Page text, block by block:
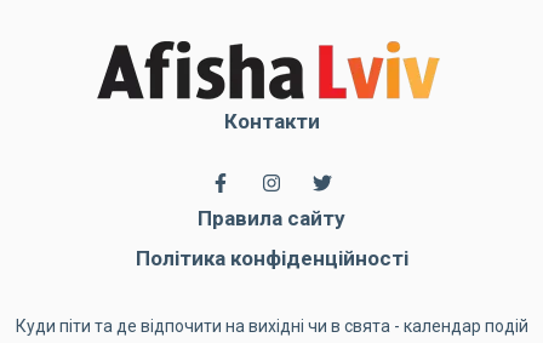
Контакти
Правила сайту
Політика конфіденційності
Куди піти та де відпочити на вихідні чи в свята - календар подій